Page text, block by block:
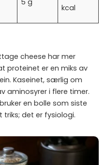
kcal
cheese har mer
proteinet er en miks av
Kaseinet, særlig om
aminosyrer i flere timer.
en bolle som siste
triks; det er fysiologi.